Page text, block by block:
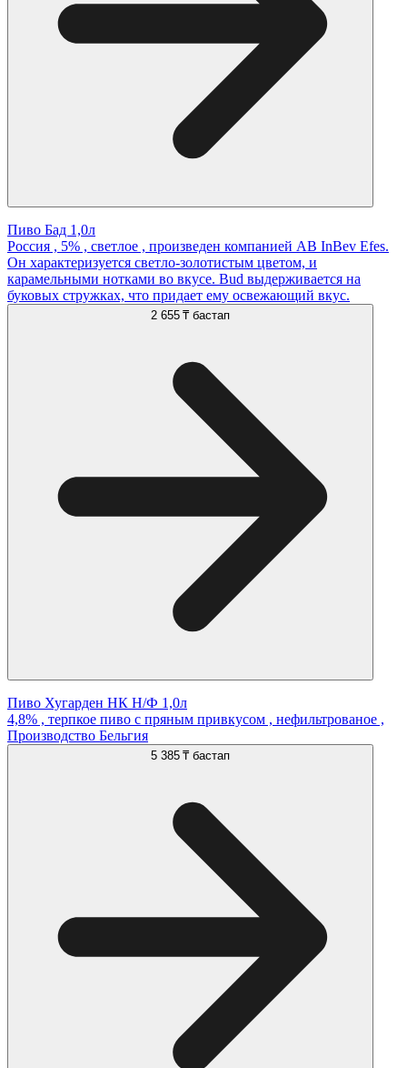
Пиво Бад 1,0л
Россия , 5% , светлое , произведен компанией AB InBev Efes.
Он характеризуется светло-золотистым цветом, и
карамельными нотками во вкусе. Bud выдерживается на
буковых стружках, что придает ему освежающий вкус.
2 655 ₸ бастап
Пиво Хугарден НК Н/Ф 1,0л
4,8% , терпкое пиво с пряным привкусом , нефильтрованое ,
Производство Бельгия
5 385 ₸ бастап